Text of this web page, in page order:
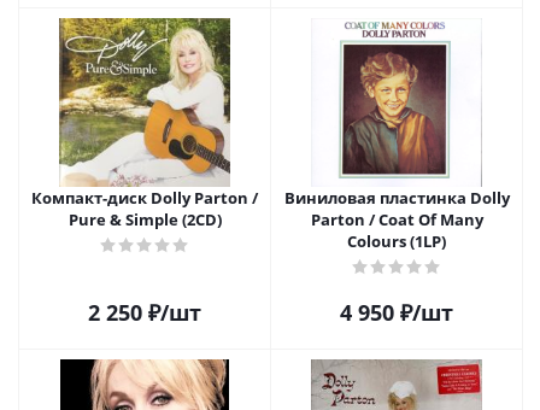
Компакт-диск Dolly Parton /
Pure & Simple (2CD)
2 250 ₽/шт
Виниловая пластинка Dolly
Parton / Coat Of Many
Colours (1LP)
4 950 ₽/шт